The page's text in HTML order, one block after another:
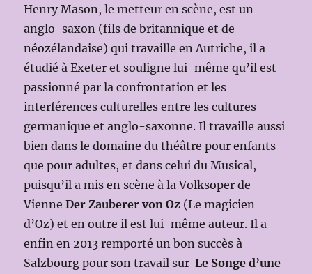
Henry Mason, le metteur en scène, est un
anglo-saxon (fils de britannique et de
néozélandaise) qui travaille en Autriche, il a
étudié à Exeter et souligne lui-même qu’il est
passionné par la confrontation et les
interférences culturelles entre les cultures
germanique et anglo-saxonne. Il travaille aussi
bien dans le domaine du théâtre pour enfants
que pour adultes, et dans celui du Musical,
puisqu’il a mis en scène à la Volksoper de
VienneDer Zauberer von Oz (Le magicien
d’Oz) et en outre il est lui-même auteur. Il a
enfin en 2013 remporté un bon succès à
Salzbourg pour son travail surLe Songe d’une